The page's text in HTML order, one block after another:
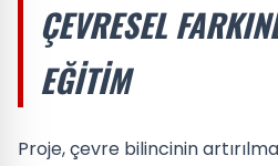
ÇEVRESEL
EĞITIM
Proje, çevre bilincinin